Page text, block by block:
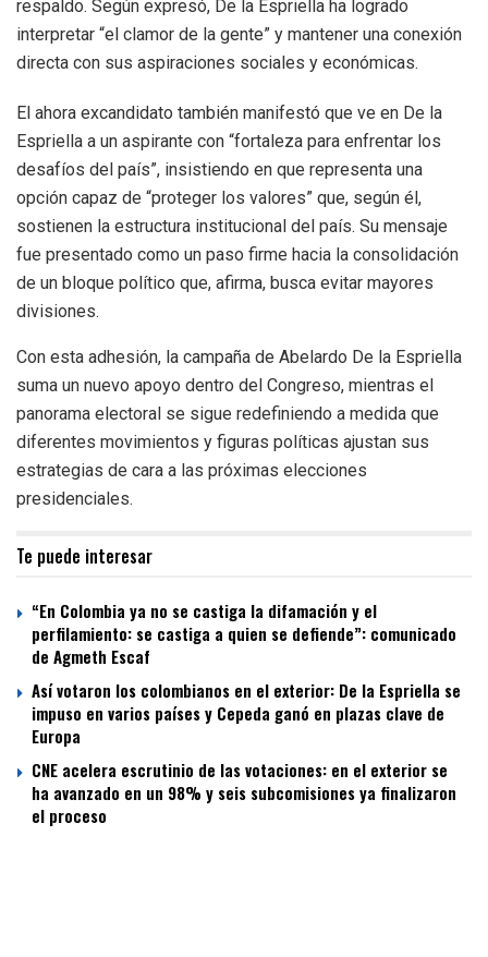
respaldo. Según expresó, De la Espriella ha logrado
interpretar “el clamor de la gente” y mantener una conexión
directa con sus aspiraciones sociales y económicas.
El ahora excandidato también manifestó que ve en De la
Espriella a un aspirante con “fortaleza para enfrentar los
desafíos del país”, insistiendo en que representa una
opción capaz de “proteger los valores” que, según él,
sostienen la estructura institucional del país. Su mensaje
fue presentado como un paso firme hacia la consolidación
de un bloque político que, afirma, busca evitar mayores
divisiones.
Con esta adhesión, la campaña de Abelardo De la Espriella
suma un nuevo apoyo dentro del Congreso, mientras el
panorama electoral se sigue redefiniendo a medida que
diferentes movimientos y figuras políticas ajustan sus
estrategias de cara a las próximas elecciones
presidenciales.
Te puede interesar
“En Colombia ya no se castiga la difamación y el
perfilamiento: se castiga a quien se defiende”: comunicado
de Agmeth Escaf
Así votaron los colombianos en el exterior: De la Espriella se
impuso en varios países y Cepeda ganó en plazas clave de
Europa
CNE acelera escrutinio de las votaciones: en el exterior se
ha avanzado en un 98% y seis subcomisiones ya finalizaron
el proceso